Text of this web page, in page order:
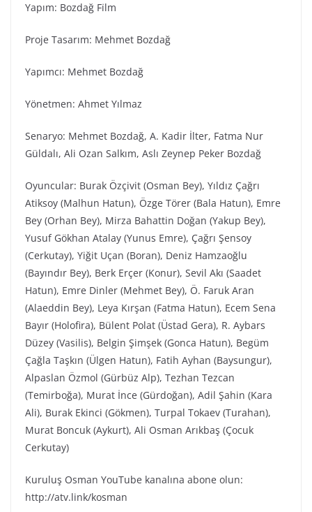
Yapım: Bozdağ Fi̇lm
Proje Tasarım: Mehmet Bozdağ
Yapımcı: Mehmet Bozdağ
Yönetmen: Ahmet Yılmaz
Senaryo: Mehmet Bozdağ, A. Kadir İlter, Fatma Nur
Güldalı, Ali Ozan Salkım, Aslı Zeynep Peker Bozdağ
Oyuncular: Burak Özçivit (Osman Bey), Yıldız Çağrı
Atiksoy (Malhun Hatun), Özge Törer (Bala Hatun), Emre
Bey (Orhan Bey), Mirza Bahattin Doğan (Yakup Bey),
Yusuf Gökhan Atalay (Yunus Emre), Çağrı Şensoy
(Cerkutay), Yiğit Uçan (Boran), Deniz Hamzaoğlu
(Bayındır Bey), Berk Erçer (Konur), Sevil Akı (Saadet
Hatun), Emre Dinler (Mehmet Bey), Ö. Faruk Aran
(Alaeddin Bey), Leya Kırşan (Fatma Hatun), Ecem Sena
Bayır (Holofira), Bülent Polat (Üstad Gera), R. Aybars
Düzey (Vasilis), Belgin Şimşek (Gonca Hatun), Begüm
Çağla Taşkın (Ülgen Hatun), Fatih Ayhan (Baysungur),
Alpaslan Özmol (Gürbüz Alp), Tezhan Tezcan
(Temirboğa), Murat İnce (Gürdoğan), Adil Şahin (Kara
Ali), Burak Ekinci (Gökmen), Turpal Tokaev (Turahan),
Murat Boncuk (Aykurt), Ali Osman Arıkbaş (Çocuk
Cerkutay)
Kuruluş Osman YouTube kanalına abone olun:
http://atv.link/kosman